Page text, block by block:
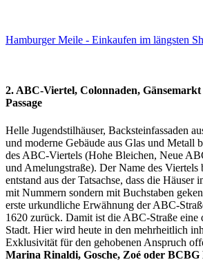
Hamburger Meile - Einkaufen im längsten
2. ABC-Viertel, Colonnaden,
Passage
Helle Jugendstilhäuser, Backsteinfassaden
und moderne Gebäude aus Glas und Metall
des ABC-Viertels (Hohe Bleichen, Neue
und Amelungstraße). Der Name des Viertels
entstand aus der Tatsachse, dass die Häuser
mit Nummern sondern mit Buchstaben
erste urkundliche Erwähnung der ABC-
1620 zurück. Damit ist die ABC-Straße eine
Stadt. Hier wird heute in den mehrheitlich
Exklusivität für den gehobenen Anspruch
Marina Rinaldi, Gosche, Zoé oder BCBG